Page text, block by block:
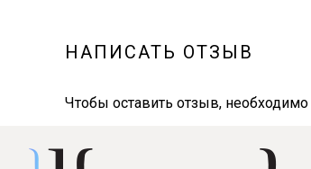
НАПИСАТЬ ОТЗЫВ
Чтобы оставить отзыв, необходимо